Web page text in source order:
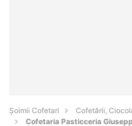
Șoimii Cofetari
Cofetării,
Cofetaria Pasticceria